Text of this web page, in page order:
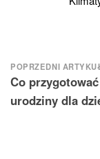
Nawigacja
wpisu
POPRZEDNI
Co
urodziny dla